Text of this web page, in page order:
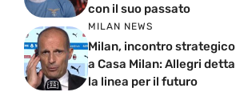
con il suo passato
MILAN NEWS
Milan, incontro strategico
a Casa Milan: Allegri detta
la linea per il futuro